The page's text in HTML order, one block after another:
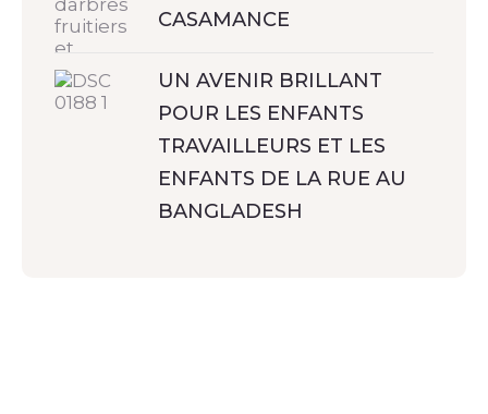
CASAMANCE
UN AVENIR BRILLANT
POUR LES ENFANTS
TRAVAILLEURS ET LES
ENFANTS DE LA RUE AU
BANGLADESH